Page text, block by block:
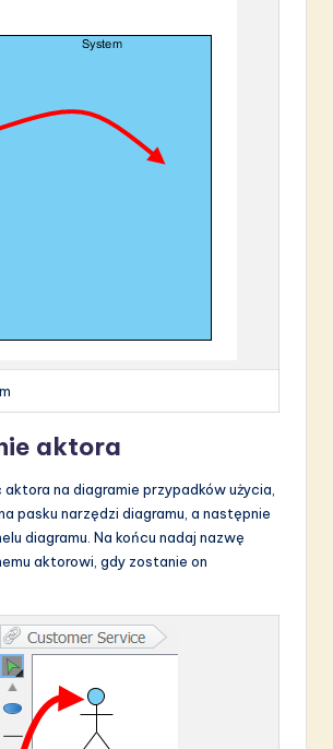
aktora
na diagramie przypadków użycia,
pasku narzędzi diagramu, a następnie
diagramu. Na końcu nadaj nazwę
aktorowi, gdy zostanie on